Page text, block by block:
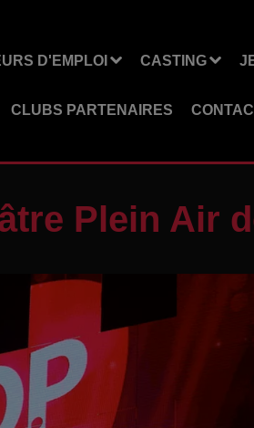
D'EMPLOI CASTING
CLUBS PARTENAIRES
Plein Air